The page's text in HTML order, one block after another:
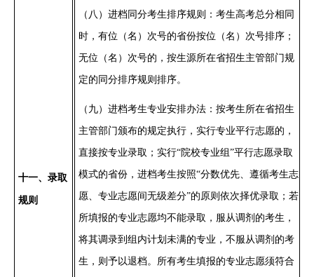
十一、录取
规则
（八） 进档同分考生排序规则：考生高考总分相同
时，有位（名）次号的省份按位（名）次号排序；
无位（名）次号的，按生源所在省招生主管部门规
定的同分排序规则排序。
（九）进档考生专业安排办法：按考生所在省招生
主管部门颁布的规定执行，实行专业平行志愿的，
直接按专业录取； 实行“院校专业组”平行志愿录取
模式的省份，进档考生按照“分数优先、遵循考生志
愿、专业志愿间无级差分”的原则依次择优录取；若
所填报的专业志愿均不能录取，服从调剂的考生，
将其调录到组内计划未满的专业，不服从调剂的考
生，则予以退档。 所有考生填报的专业志愿须符合